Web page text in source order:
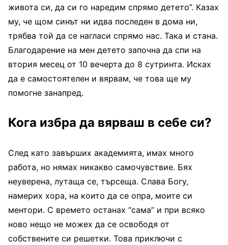
живота си, да си го наредим спрямо детето”. Казах
му, че щом синът ни идва последен в дома ни,
трябва той да се нагласи спрямо нас. Така и стана.
Благодарение на мен детето започна да спи на
втория месец от 10 вечерта до 8 сутринта. Исках
да е самостоятелен и вярвам, че това ще му
помогне занапред.
Кога избра да вярваш в себе си?
След като завърших академията, имах много
работа, но нямах никакво самочувствие. Бях
неуверена, лутаща се, търсеща. Слава Богу,
намерих хора, на които да се опра, моите си
ментори. С времето останах “сама” и при всяко
ново нещо не можех да се освободя от
собствените си решетки. Това приключи с